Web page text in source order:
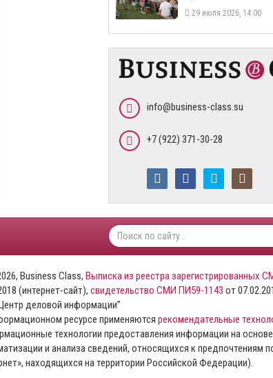
29 июля 2026, 14:00
info@business-class.su
+7 (922) 371-30-28
Business Class, Выписка из реестра зарегистрированных
(интернет-сайт), свидетельство СМИ ПИ59-1143 от
деловой информации”
ресурсе применяются рекомендательные
технологии предоставления информации на
и анализа сведений, относящихся к предпочтениям
находящихся на территории Российской Федерации).